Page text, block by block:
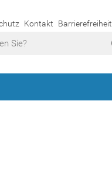
Kontakt Barrierefreiheit